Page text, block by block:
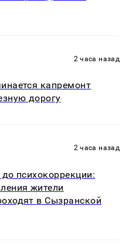
2 часа назад
капремонт
дорогу
2 часа назад
психокоррекции:
жители
в Сызранской